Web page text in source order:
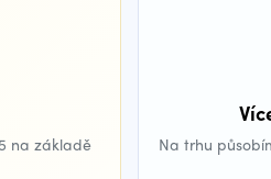
na základě
Na trhu